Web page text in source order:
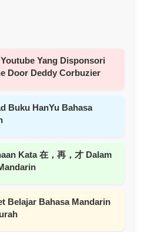
Yang Disponsori
Door Deddy Corbuzier
Buku HanYu Bahasa
Kata 在，再，才 Dalam
Belajar Bahasa Mandarin